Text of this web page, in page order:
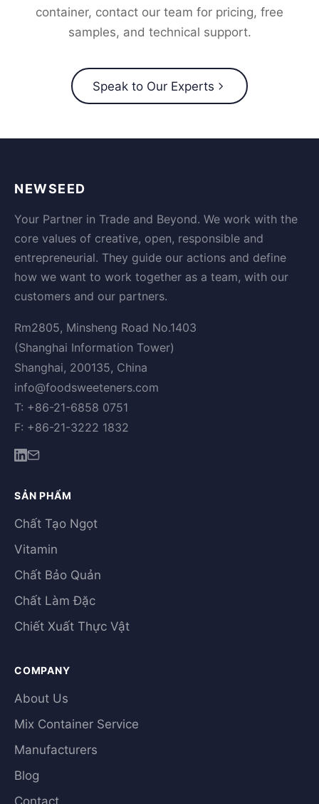
container, contact our team for pricing, free
samples, and technical support.
Speak to Our Experts
NEWSEED
Your Partner in Trade and Beyond. We work with the
core values of creative, open, responsible and
entrepreneurial. They guide our actions and define
how we want to work together as a team, with our
customers and our partners.
Rm2805, Minsheng Road No.1403
(Shanghai Information Tower)
Shanghai, 200135, China
info@foodsweeteners.com
T: +86-21-6858 0751
F: +86-21-3222 1832
SẢN PHẨM
Chất Tạo Ngọt
Vitamin
Chất Bảo Quản
Chất Làm Đặc
Chiết Xuất Thực Vật
COMPANY
About Us
Mix Container Service
Manufacturers
Blog
Contact